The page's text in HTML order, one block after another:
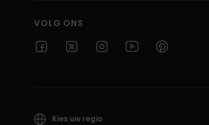
VOLG ONS
Kies uw regio